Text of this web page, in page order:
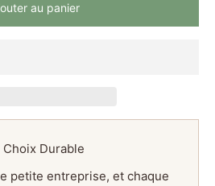
au panier
Durable
petite entreprise, et chaque